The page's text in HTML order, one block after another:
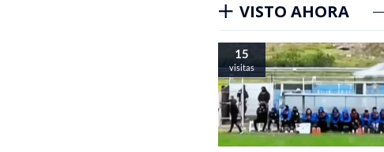
VISTO AHORA
15
visitas